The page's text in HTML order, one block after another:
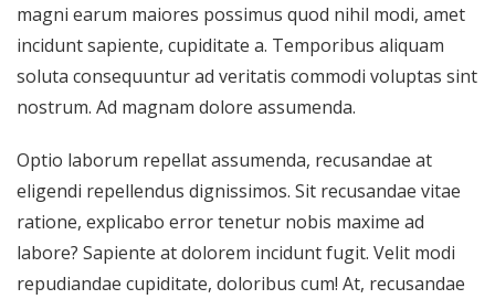
magni earum maiores possimus quod nihil modi, amet
incidunt sapiente, cupiditate a. Temporibus aliquam
soluta consequuntur ad veritatis commodi voluptas sint
nostrum. Ad magnam dolore assumenda.
Optio laborum repellat assumenda, recusandae at
eligendi repellendus dignissimos. Sit recusandae vitae
ratione, explicabo error tenetur nobis maxime ad
labore? Sapiente at dolorem incidunt fugit. Velit modi
repudiandae cupiditate, doloribus cum! At, recusandae